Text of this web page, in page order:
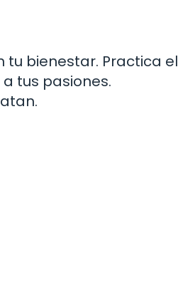
tu bienestar. Practica el
tus pasiones.